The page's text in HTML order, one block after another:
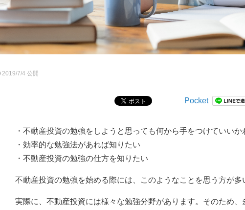
2019/7/4 公開
Pocket
・不動産投資の勉強をしようと思っても何から手をつけていいか
・効率的な勉強法があれば知りたい
・不動産投資の勉強の仕方を知りたい
不動産投資の勉強を始める際には、このようなことを思う方が多
実際に、不動産投資には様々な勉強分野があります。そのため